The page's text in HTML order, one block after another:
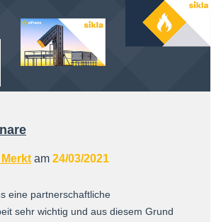
am 24/03/2021
eine partnerschaftliche
sehr wichtig und aus diesem Grund